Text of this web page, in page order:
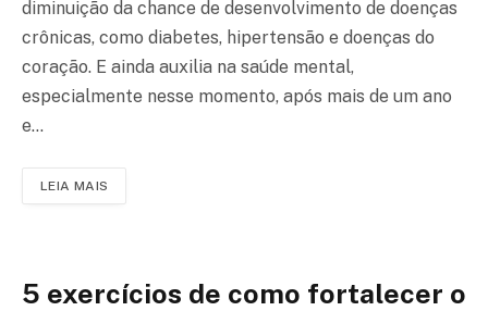
diminuição da chance de desenvolvimento de doenças
crônicas, como diabetes, hipertensão e doenças do
coração. E ainda auxilia na saúde mental,
especialmente nesse momento, após mais de um ano
e…
LEIA MAIS
5 exercícios de como fortalecer o